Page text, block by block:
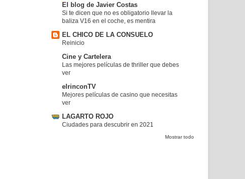
El blog de Javier Costas
Si te dicen que no es obligatorio llevar la
baliza V16 en el coche, es mentira
EL CHICO DE LA CONSUELO
Reinicio
Cine y Cartelera
Las mejores películas de thriller que debes
ver
elrinconTV
Mejores películas de casino que necesitas
ver
LAGARTO ROJO
Ciudades para descubrir en 2021
Mostrar todo